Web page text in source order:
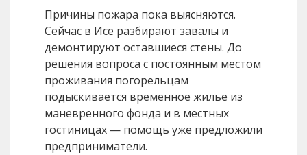
Причины пожара пока выясняются.
Сейчас в Исе разбирают завалы и
демонтируют оставшиеся стены. До
решения вопроса с постоянным местом
проживания погорельцам
подыскивается временное жилье из
маневренного фонда и в местных
гостиницах — помощь уже предложили
предприниматели.